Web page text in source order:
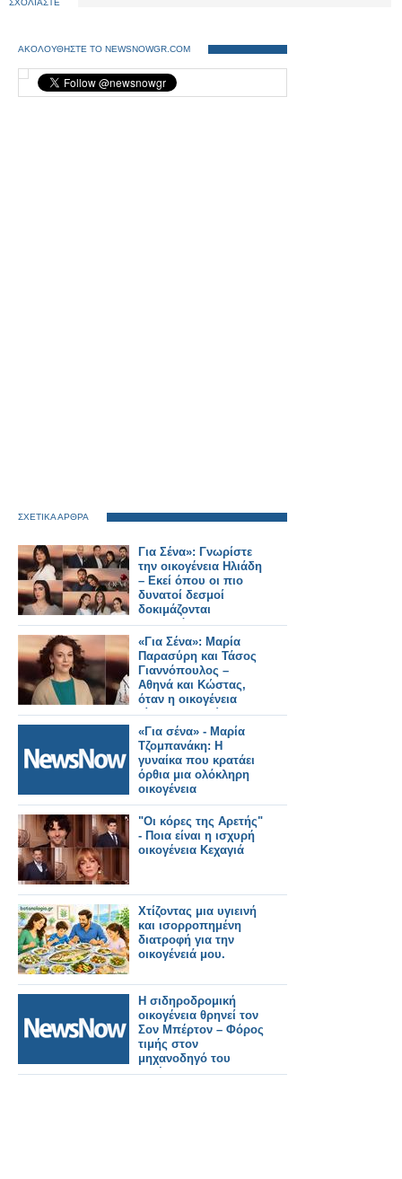
ΣΧΟΛΙΑΣΤΕ
ΑΚΟΛΟΥΘΗΣΤΕ ΤΟ NEWSNOWGR.COM
ΣΧΕΤΙΚΑ ΑΡΘΡΑ
Για Σένα»: Γνωρίστε
την οικογένεια Ηλιάδη
– Εκεί όπου οι πιο
δυνατοί δεσμοί
δοκιμάζονται
περισσότερο !
«Για Σένα»: Μαρία
Παρασύρη και Τάσος
Γιαννόπουλος –
Αθηνά και Κώστας,
όταν η οικογένεια
γίνεται καταφύγιο
«Για σένα» - Μαρία
Τζομπανάκη: Η
γυναίκα που κρατάει
όρθια μια ολόκληρη
οικογένεια
"Οι κόρες της Αρετής"
- Ποια είναι η ισχυρή
οικογένεια Κεχαγιά
Χτίζοντας μια υγιεινή
και ισορροπημένη
διατροφή για την
οικογένειά μου.
Η σιδηροδρομική
οικογένεια θρηνεί τον
Σον Μπέρτον – Φόρος
τιμής στον
μηχανοδηγό του
Μπέντφορντ.